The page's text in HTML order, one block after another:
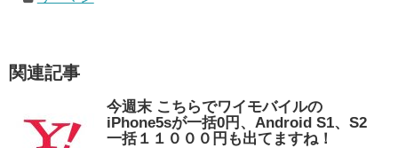
関連記事
今週末 こちらでワイモバイルの
iPhone5sが一括0円、Android S1、S2
一括１１０００円も出てますね！